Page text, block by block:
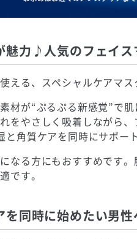
魅力♪人気のフェイス
える、スペシャルケアマス
材が“ぷるぷる新感覚”で
をやさしく吸着しながら
角質ケアを同時にサポー
なる方にもおすすめです
です。
を同時に始めたい男性